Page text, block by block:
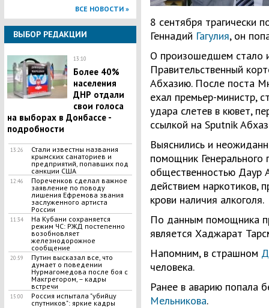
ВСЕ НОВОСТИ »
ВЫБОР РЕДАКЦИИ
13:10
Более 40%
населения
ДНР отдали
свои голоса
на выборах в Донбассе -
подробности
13:26
Стали известны названия
крымских санаториев и
предприятий, попавших под
санкции США
12:46
Пореченков сделал важное
заявление по поводу
лишения Ефремова звания
заслуженного артиста
России
11:34
На Кубани сохраняется
режим ЧС: РЖД постепенно
возобновляет
железнодорожное
сообщение
20:59
Путин высказал все, что
думает о поведении
Нурмагомедова после боя с
Макгрегором, – кадры
встречи
15:00
Россия испытала "убийцу
спутников": яркие кадры
8 сентября трагически
Геннадий Гагулия, он
О произошедшем стало
Правительственный
Абхазию. После поста
ехал премьер-министр,
удара слетев в кювет,
ссылкой на Sputnik
Выяснились и
помощник Генерального
общественностью Даур
действием наркотиков,
крови наличия алкоголя.
По данным помощника
является Хаджарат
Напомним, в страшном
человека.
Ранее в аварию попала
Мельникова.